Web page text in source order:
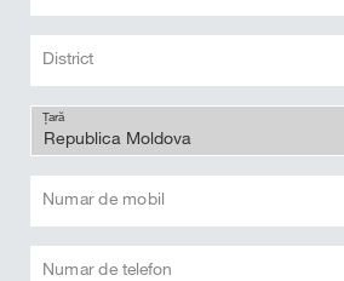
District
Țară
Numar de mobil
Numar de telefon